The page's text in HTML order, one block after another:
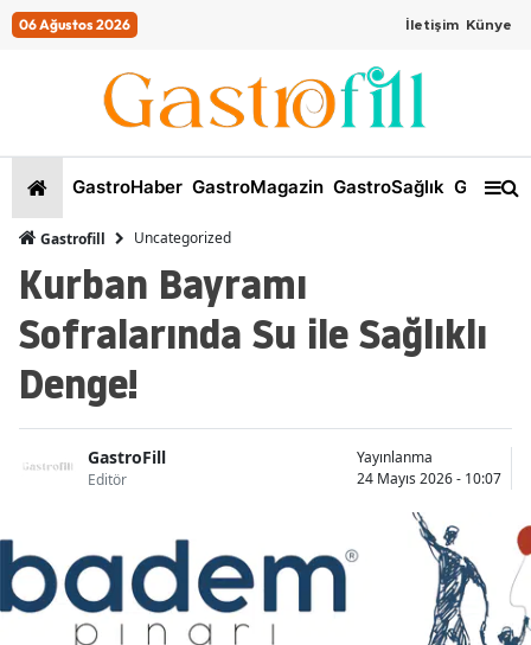
06 Ağustos 2026 İletişim Künye
GastroHaber GastroMagazin GastroSağlık
Gastrofill Uncategorized
Kurban Bayramı
Sofralarında Su ile Sağlıklı
Denge!
GastroFill
Editör
Yayınlanma
24 Mayıs 2026 - 10:07